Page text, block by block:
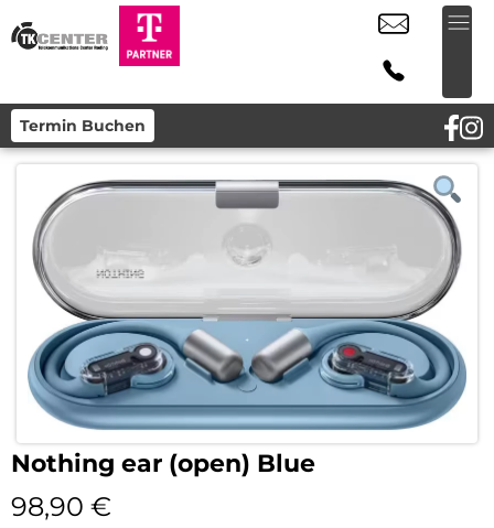
Termin Buchen
Nothing ear (open) Blue
98,90 €